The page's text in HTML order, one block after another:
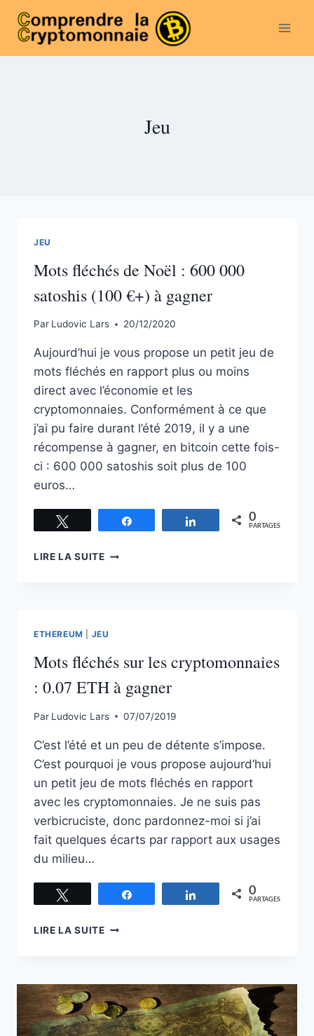
Aller
contenu
Jeu
JEU
Mots fléchés de Noël : 600 000
satoshis (100 €+) à gagner
Par Ludovic Lars 20/12/2020
Aujourd’hui je vous propose un petit jeu de
mots fléchés en rapport plus ou moins
direct avec l’économie et les
cryptomonnaies. Conformément à ce que
j’ai pu faire durant l’été 2019, il y a une
récompense à gagner, en bitcoin cette fois-
ci : 600 000 satoshis soit plus de 100
euros…
Partagez 0
PARTAGES
LIRE LA SUITEMOTS
SATOSHIS
(100
€
À
ETHEREUM JEU
Mots fléchés sur les cryptomonnaies
: 0.07 ETH à gagner
Par Ludovic Lars 07/07/2019
C’est l’été et un peu de détente s’impose.
C’est pourquoi je vous propose aujourd’hui
un petit jeu de mots fléchés en rapport
avec les cryptomonnaies. Je ne suis pas
verbicruciste, donc pardonnez-moi si j’ai
fait quelques écarts par rapport aux usages
du milieu…
Partagez 0
PARTAGES
LIRE LA SUITEMOTS
CRYPTOMONNAIES
:
0.07
ETH